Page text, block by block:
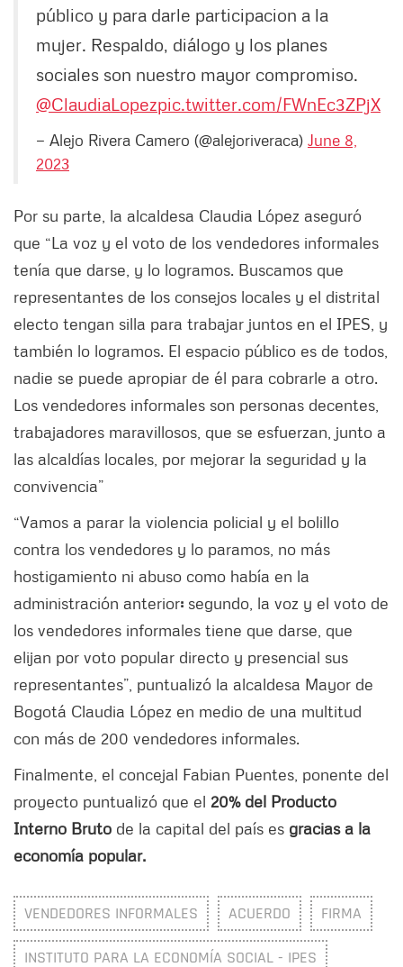
público y para darle participacion a la
mujer. Respaldo, diálogo y los planes
sociales son nuestro mayor compromiso.
@ClaudiaLopezpic.twitter.com/FWnEc3ZPjX
— Alejo Rivera Camero (@alejoriveraca) June 8,
2023
Por su parte, la alcaldesa Claudia López aseguró
que “La voz y el voto de los vendedores informales
tenía que darse, y lo logramos. Buscamos que
representantes de los consejos locales y el distrital
electo tengan silla para trabajar juntos en el IPES, y
también lo logramos. El espacio público es de todos,
nadie se puede apropiar de él para cobrarle a otro.
Los vendedores informales son personas decentes,
trabajadores maravillosos, que se esfuerzan, junto a
las alcaldías locales, por mejorar la seguridad y la
convivencia”
“Vamos a parar la violencia policial y el bolillo
contra los vendedores y lo paramos, no más
hostigamiento ni abuso como había en la
administración anterior: segundo, la voz y el voto de
los vendedores informales tiene que darse, que
elijan por voto popular directo y presencial sus
representantes”, puntualizó la alcaldesa Mayor de
Bogotá Claudia López en medio de una multitud
con más de 200 vendedores informales.
Finalmente, el concejal Fabian Puentes, ponente del
proyecto puntualizó que el 20% del Producto
Interno Bruto de la capital del país es gracias a la
economía popular.
VENDEDORES INFORMALES ACUERDO FIRMA
INSTITUTO PARA LA ECONOMÍA SOCIAL - IPES